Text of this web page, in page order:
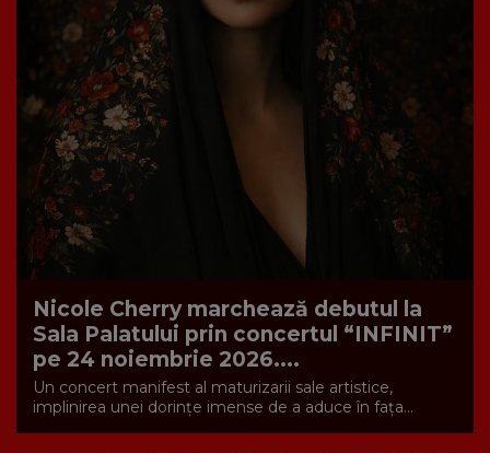
Nicole Cherry marchează debutul la
Sala Palatului prin concertul “INFINIT”
pe 24 noiembrie 2026....
Un concert manifest al maturizarii sale artistice,
implinirea unei dorințe imense de a aduce în fața...